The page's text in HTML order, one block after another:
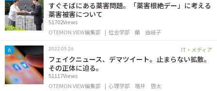
すぐそばにある薬害問題。「薬害根絶デー」に考える
薬害被害について
51702Views
OTEMON VIEW編集部
社会学部 蘭 由岐子
6 2022.05.26 IT・メディア
フェイクニュース、デマツイート。止まらない拡散。
その正体に迫る。
51117Views
OTEMON VIEW編集部
心理学部 増井 啓太